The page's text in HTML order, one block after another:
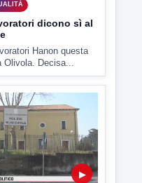
TUTTI I VIDEO
▶
dicono sì al